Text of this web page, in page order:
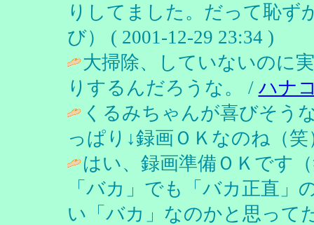
りしてました。だって恥ず
び） ( 2001-12-29 23:34 )
大掃除、していないのに
りするんだろうな。 / ハナ
くるみちゃんが喜びそう
っぱり↓録画ＯＫなのね（
はい、録画準備ＯＫです
「バカ」でも「バカ正直
い「バカ」なのかと思って